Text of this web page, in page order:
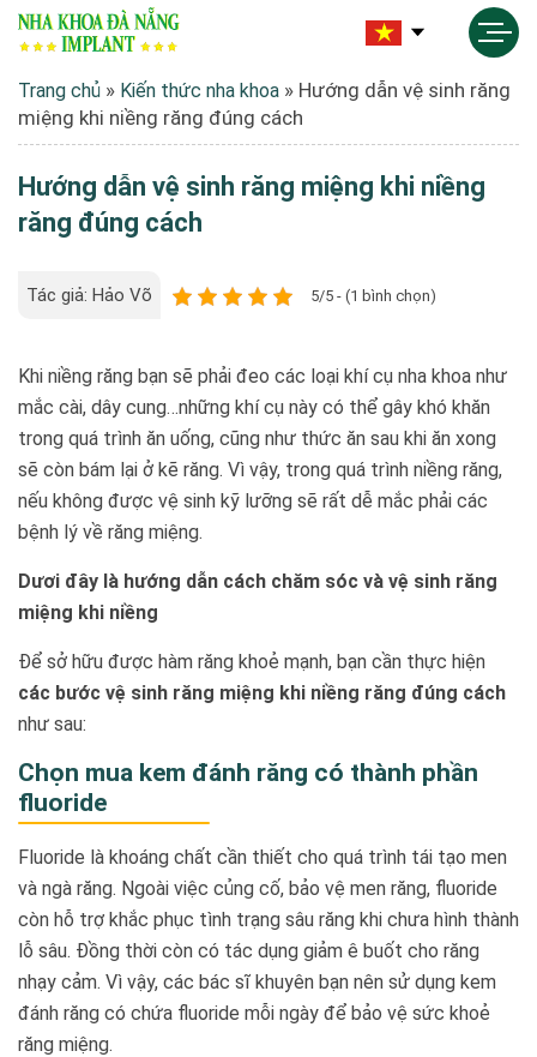
Trang chủ » Kiến thức nha khoa » Hướng dẫn vệ sinh răng
miệng khi niềng răng đúng cách
Hướng dẫn vệ sinh răng miệng khi niềng
răng đúng cách
Tác giả: Hảo Võ 5/5 - (1 bình chọn)
Khi niềng răng bạn sẽ phải đeo các loại khí cụ nha khoa như
mắc cài, dây cung…những khí cụ này có thể gây khó khăn
trong quá trình ăn uống, cũng như thức ăn sau khi ăn xong
sẽ còn bám lại ở kẽ răng. Vì vậy, trong quá trình niềng răng,
nếu không được vệ sinh kỹ lưỡng sẽ rất dễ mắc phải các
bệnh lý về răng miệng.
Dươi đây là hướng dẫn cách chăm sóc và vệ sinh răng
miệng khi niềng
Để sở hữu được hàm răng khoẻ mạnh, bạn cần thực hiện
các bước vệ sinh răng miệng khi niềng răng đúng cách
như sau:
Chọn mua kem đánh răng có thành phần
fluoride
Fluoride là khoáng chất cần thiết cho quá trình tái tạo men
và ngà răng. Ngoài việc củng cố, bảo vệ men răng, fluoride
còn hỗ trợ khắc phục tình trạng sâu răng khi chưa hình thành
lỗ sâu. Đồng thời còn có tác dụng giảm ê buốt cho răng
nhạy cảm. Vì vậy, các bác sĩ khuyên bạn nên sử dụng kem
đánh răng có chứa fluoride mỗi ngày để bảo vệ sức khoẻ
răng miệng.